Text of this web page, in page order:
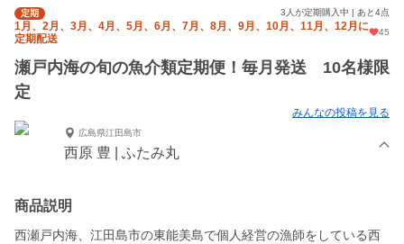
定期 3人が定期購入中 | あと4点
1月、2月、3月、4月、5月、6月、7月、8月、9月、10月、11月、12月に
定期配送
45
瀬戸内海の旬の魚介類定期便！毎月発送 10名様限
定
みんなの投稿を見る
広島県江田島市
西原 豊 | ふたみ丸
商品説明
西瀬戸内海、江田島市の東能美島で個人経営の漁師をしている西